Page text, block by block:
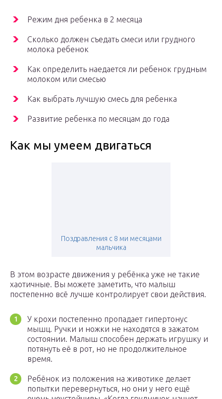
Режим дня ребенка в 2 месяца
Сколько должен съедать смеси или грудного
молока ребенок
Как определить наедается ли ребенок грудным
молоком или смесью
Как выбрать лучшую смесь для ребенка
Развитие ребенка по месяцам до года
Как мы умеем двигаться
Поздравления с 8 ми месяцами
мальчика
В этом возрасте движения у ребёнка уже не такие
хаотичные. Вы можете заметить, что малыш
постепенно всё лучше контролирует свои действия.
У крохи постепенно пропадает гипертонус
мышц. Ручки и ножки не находятся в зажатом
состоянии. Малыш способен держать игрушку и
потянуть её в рот, но не продолжительное
время.
Ребёнок из положения на животике делает
попытки перевернуться, но они у него ещё